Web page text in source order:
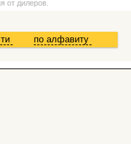
от дилеров.
по алфавиту